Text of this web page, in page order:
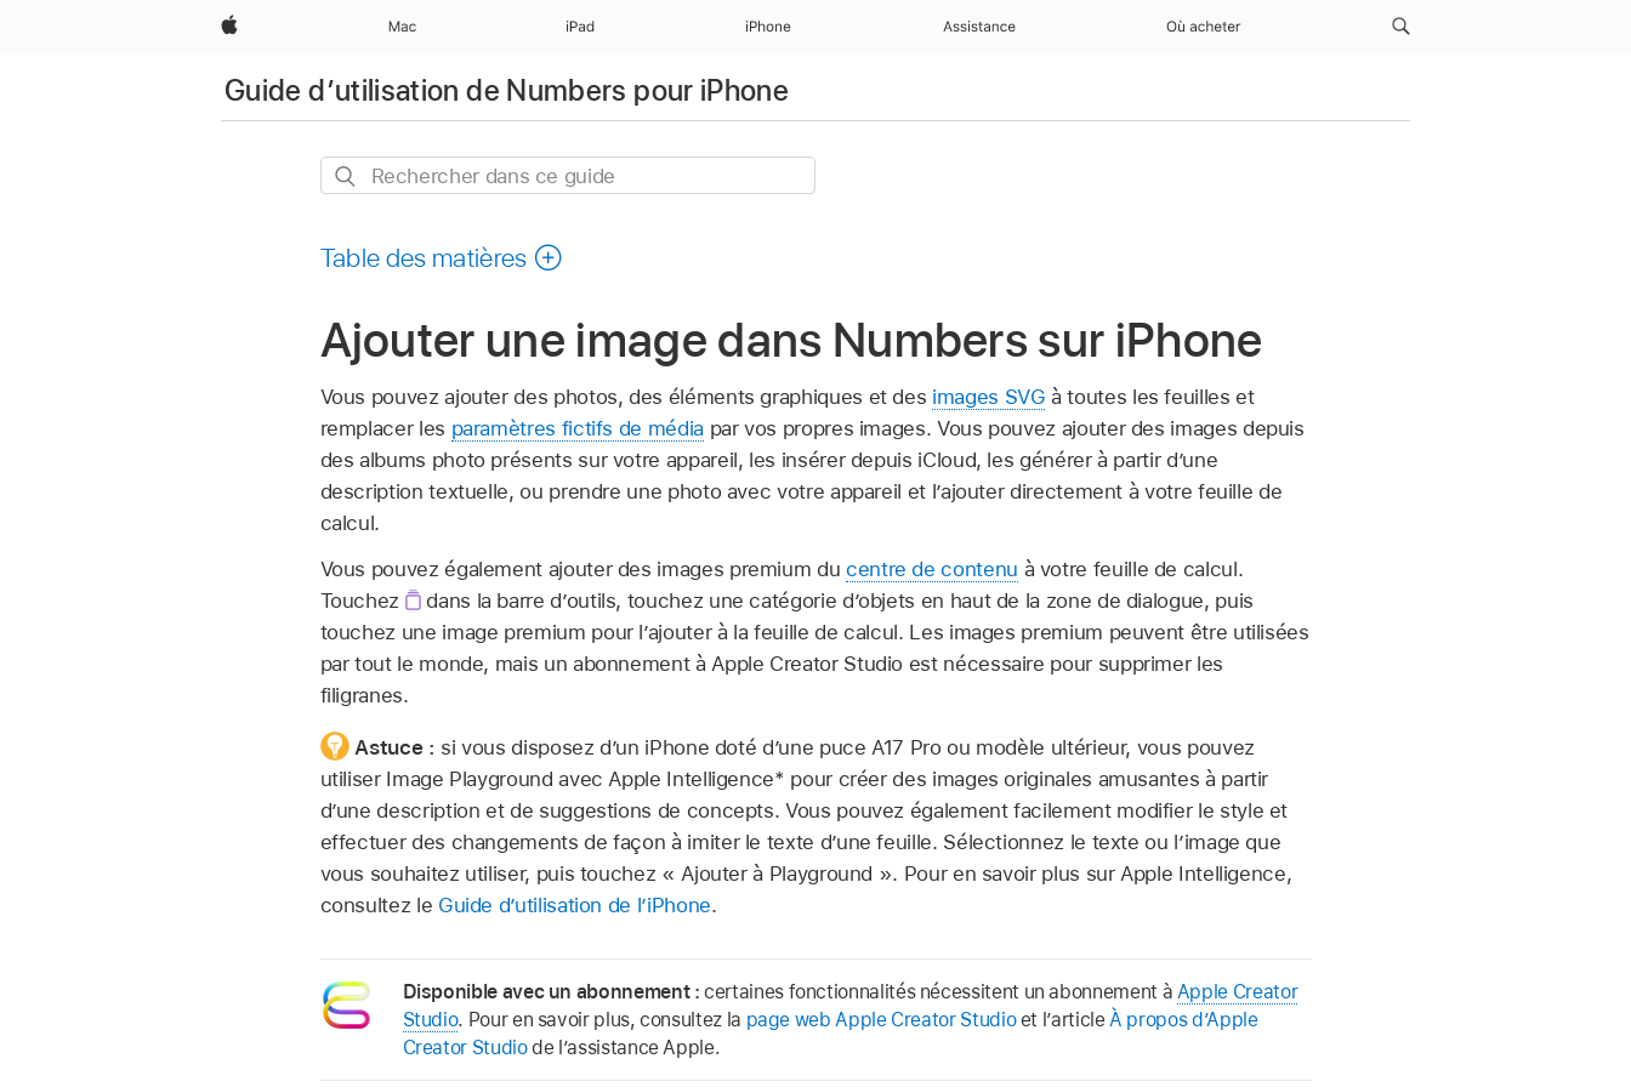
Apple Mac iPad iPhone Assistance Où acheter
Guide d’utilisation de Numbers pour iPhone
Rechercher
guide
Table des matières
Ajouter une image dans Numbers sur iPhone
Vous pouvez ajouter des photos, des éléments graphiques et des images SVG à toutes les feuilles et
remplacer les paramètres fictifs de média par vos propres images. Vous pouvez ajouter des images depuis
des albums photo présents sur votre appareil, les insérer depuis iCloud, les générer à partir d’une
description textuelle, ou prendre une photo avec votre appareil et l’ajouter directement à votre feuille de
calcul.
Vous pouvez également ajouter des images premium du centre de contenu à votre feuille de calcul.
Touchez
dans la barre d’outils, touchez une catégorie d’objets en haut de la zone de dialogue, puis
touchez une image premium pour l’ajouter à la feuille de calcul. Les images premium peuvent être utilisées
par tout le monde, mais un abonnement à Apple Creator Studio est nécessaire pour supprimer les
filigranes.
Astuce : si vous disposez d’un iPhone doté d’une puce A17 Pro ou modèle ultérieur, vous pouvez
utiliser Image Playground avec Apple Intelligence* pour créer des images originales amusantes à partir
d’une description et de suggestions de concepts. Vous pouvez également facilement modifier le style et
effectuer des changements de façon à imiter le texte d’une feuille. Sélectionnez le texte ou l’image que
vous souhaitez utiliser, puis touchez « Ajouter à Playground ». Pour en savoir plus sur Apple Intelligence,
consultez le Guide d’utilisation de l’iPhone.
Disponible avec un abonnement :certaines fonctionnalités nécessitent un abonnement à Apple Creator
Studio. Pour en savoir plus, consultez la page web Apple Creator Studioet l’articleÀ propos d’Apple
Creator Studiode l’assistance Apple.